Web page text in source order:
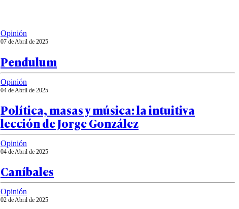
Opinión
07 de Abril de 2025
Pendulum
Opinión
04 de Abril de 2025
Política, masas y música: la intuitiva
lección de Jorge González
Opinión
04 de Abril de 2025
Caníbales
Opinión
02 de Abril de 2025